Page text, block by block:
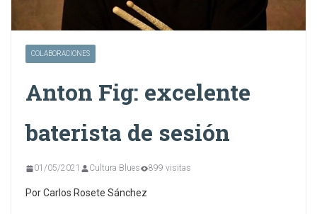
COLABORACIONES
Anton Fig: excelente
baterista de sesión
01/05/2021 Cultura Blues 899 visitas
Por Carlos Rosete Sánchez